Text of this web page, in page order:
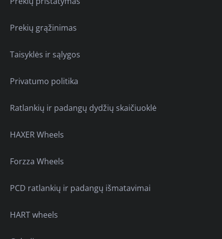
Prekių grąžinimas
Taisyklės ir sąlygos
Privatumo politika
Ratlankių ir padangų dydžių skaičiuoklė
HAXER Wheels
Forzza Wheels
PCD ratlankių ir padangų išmatavimai
HART wheels